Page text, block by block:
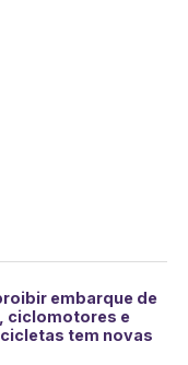
embarque de
ciclomotores e
tem novas